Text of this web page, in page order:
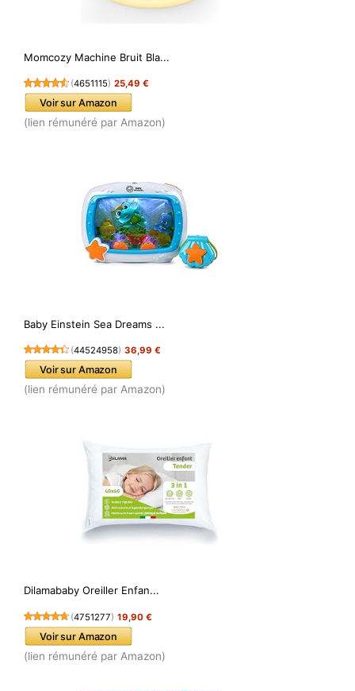
Momcozy Machine Bruit Bla...
(4651115) 25,49 €
Voir sur Amazon
(lien rémunéré par Amazon)
Baby Einstein Sea Dreams ...
(44524958) 36,99 €
Voir sur Amazon
(lien rémunéré par Amazon)
Dilamababy Oreiller Enfan...
(4751277) 19,90 €
Voir sur Amazon
(lien rémunéré par Amazon)